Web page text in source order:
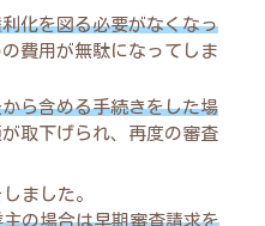
化を図る必要がなくなっ
費用が無駄になってしま
ら含める手続きをした場
取下げられ、再度の審査
ました。
の場合は早期審査請求を